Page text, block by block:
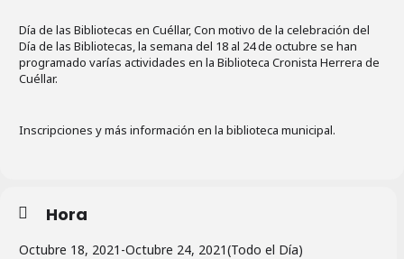
Día de las Bibliotecas en Cuéllar, Con motivo de la celebración del
Día de las Bibliotecas, la semana del 18 al 24 de octubre se han
programado varías actividades en la Biblioteca Cronista Herrera de
Cuéllar.
Inscripciones y más información en la biblioteca municipal.
Hora
Octubre 18, 2021 -Octubre 24, 2021(Todo el Día)